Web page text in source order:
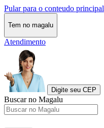
Pular para o conteudo principal
Tem no magalu
Atendimento
Digite seu CEP
Buscar no Magalu